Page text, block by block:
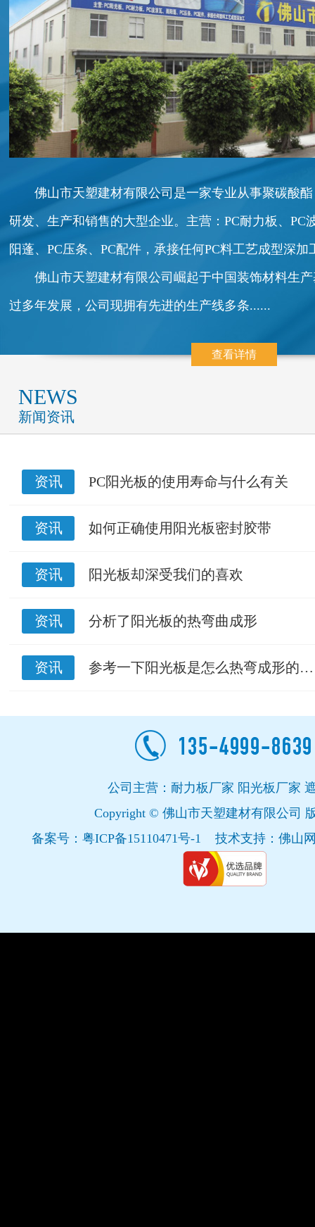
佛山市天塑建材有限公司是一家专业从事聚碳酸
研发、生产和销售的大型企业。主营：PC耐力板、PC
阳蓬、PC压条、PC配件，承接任何PC料工艺成型深加
佛山市天塑建材有限公司崛起于中国装饰材料生
过多年发展，公司现拥有先进的生产线多条......
查看详情
NEWS
新闻资讯
资讯 PC阳光板的使用寿命与什么有关
资讯 如何正确使用阳光板密封胶带
资讯 阳光板却深受我们的喜欢
资讯 分析了阳光板的热弯曲成形
资讯 参考一下阳光板是怎么热弯成形的…
公司主营：耐力板厂家 阳光板厂家
Copyright © 佛山市天塑建材有限公司
备案号：粤ICP备15110471号-1 技术支持：佛山